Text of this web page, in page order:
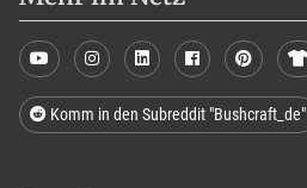
Komm in den Subreddit "Bushcraft_de"